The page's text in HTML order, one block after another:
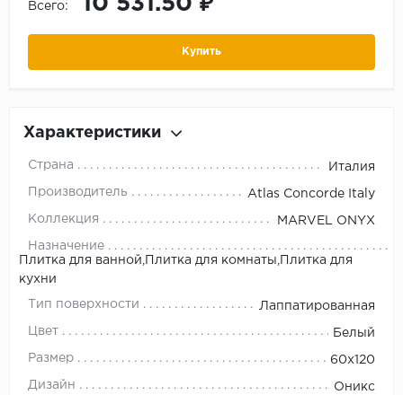
Всего:
Купить
Характеристики
Страна Италия
Производитель Atlas Concorde Italy
Коллекция MARVEL ONYX
Назначение
Плитка для ванной,Плитка для комнаты,Плитка для
кухни
Тип поверхности Лаппатированная
Цвет Белый
Размер 60x120
Дизайн Оникс